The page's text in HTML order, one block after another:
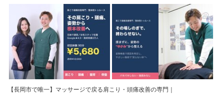
【長岡市で唯一】マッサージで戻る肩こり・頭痛改善の専門｜